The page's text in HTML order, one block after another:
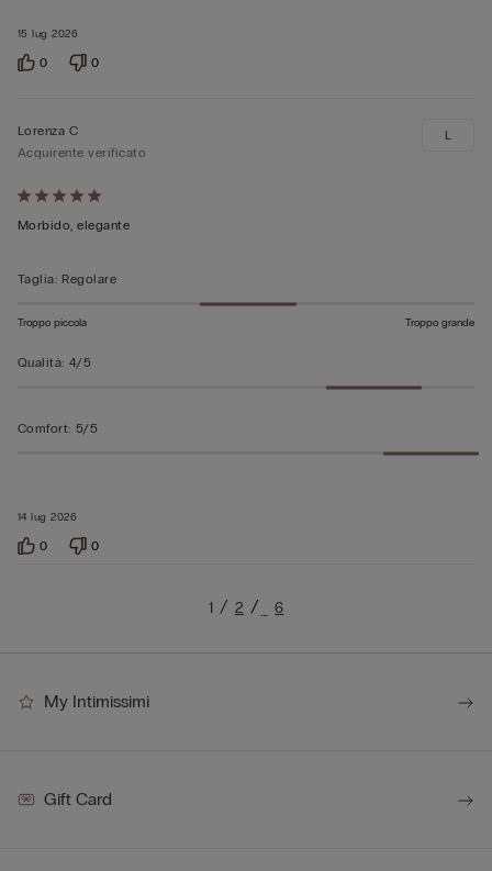
15 lug 2026
0 0
Valutato
5
5
14 lug 2026
Lorenza C
Acquirente verificato
Morbido, elegante
L
Taglia: Regolare
Troppo piccola Troppo grande
Qualità: 4/5
Comfort: 5/5
0 0
1 2 6
My Intimissimi
Gift Card